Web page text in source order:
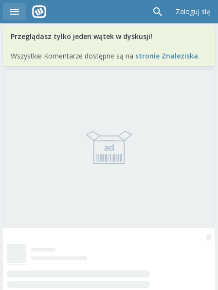
Zaloguj się
Przeglądasz tylko jeden wątek w dyskusji!
Wszystkie Komentarze dostępne są na stronie Znaleziska.